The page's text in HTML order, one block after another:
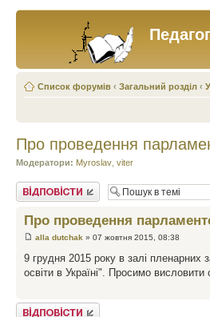
Список форумів ‹ Загальний розділ ‹
Про проведення
Модератори: Myroslav viter
Відповісти
Про проведення
alla dutchak » 07 жовтня 2015, 08:38
9 грудня 2015 року в залі пленарних
освіти в Україні". Просимо
Відповісти